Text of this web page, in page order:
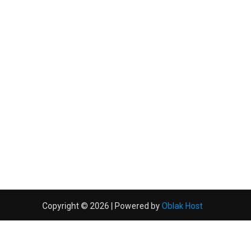
Copyright © 2026 | Powered byOblak Host